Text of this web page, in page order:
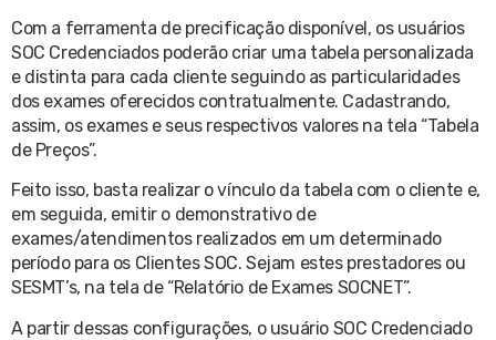
Com a ferramenta de precificação disponível, os usuários
SOC Credenciados poderão criar uma tabela personalizada
e distinta para cada cliente seguindo as particularidades
dos exames oferecidos contratualmente. Cadastrando,
assim, os exames e seus respectivos valores na tela “Tabela
de Preços”.
Feito isso, basta realizar o vínculo da tabela com o cliente e,
em seguida, emitir o demonstrativo de
exames/atendimentos realizados em um determinado
período para os Clientes SOC. Sejam estes prestadores ou
SESMT’s, na tela de “Relatório de Exames SOCNET”.
A partir dessas configurações, o usuário SOC Credenciado